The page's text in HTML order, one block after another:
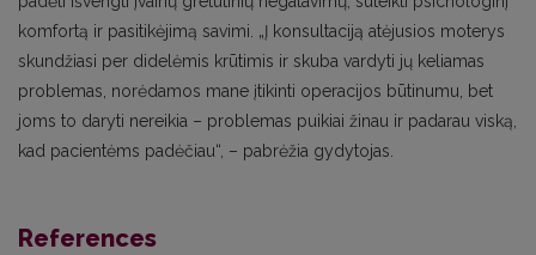
komfortą ir pasitikėjimą savimi. „Į konsultaciją atėjusios moterys
skundžiasi per didelėmis krūtimis ir skuba vardyti jų keliamas
problemas, norėdamos mane įtikinti operacijos būtinumu, bet
joms to daryti nereikia – problemas puikiai žinau ir padarau viską,
kad pacientėms padėčiau“, – pabrėžia gydytojas.
References